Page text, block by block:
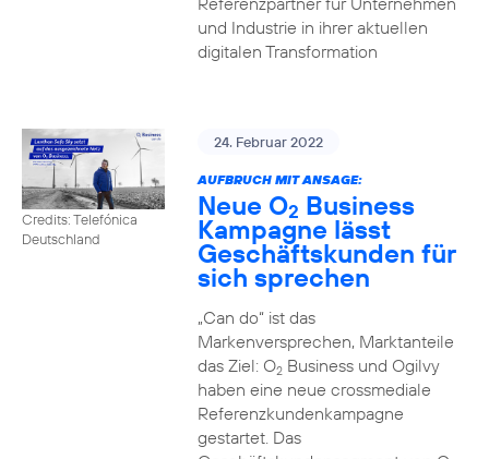
und Industrie in ihrer aktuellen
digitalen Transformation
Credits: Telefónica
Deutschland
24. Februar 2022
AUFBRUCH MIT ANSAGE:
Neue O2 Business
Kampagne lässt
Geschäftskunden für
sich sprechen
„Can do“ ist das
Markenversprechen, Marktanteile
das Ziel: O2Business und Ogilvy
haben eine neue crossmediale
Referenzkundenkampagne
gestartet. Das